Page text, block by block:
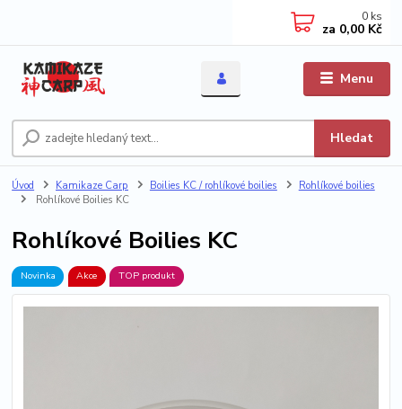
Menu
Hledat
0 ks
za 0,00 Kč
Úvod Kamikaze Carp Boilies KC / rohlíkové boilies
Rohlíkové boilies
Rohlíkové Boilies KC
Rohlíkové Boilies KC
Novinka Akce TOP produkt